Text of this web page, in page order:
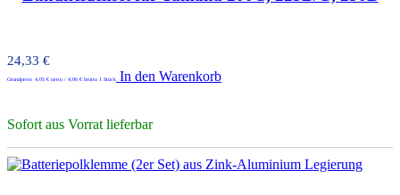
24,33 €
Grundpreis: 4,05 € netto / 4,06 € brutto 1 Stück In den Warenkorb
Sofort aus Vorrat lieferbar